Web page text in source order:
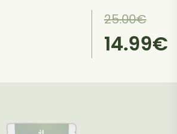
25.00€
El
original
14.99€
El
actual